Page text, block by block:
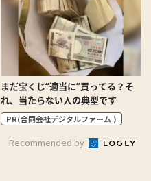
まだ宝くじ“適当に”買ってる？そ
れ、当たらない人の典型です
PR(合同会社デジタルファーム )
Recommended by